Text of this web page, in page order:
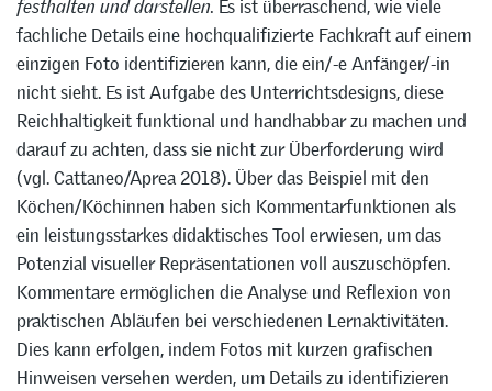
festhalten und darstellen. Es ist überraschend, wie viele
fachliche Details eine hochqualifizierte Fachkraft auf einem
einzigen Foto identifizieren kann, die ein/-e Anfänger/-in
nicht sieht. Es ist Aufgabe des Unterrichtsdesigns, diese
Reichhaltigkeit funktional und handhabbar zu machen und
darauf zu achten, dass sie nicht zur Überforderung wird
(vgl. Cattaneo/Aprea 2018). Über das Beispiel mit den
Köchen/Köchinnen haben sich Kommentarfunktionen als
ein leistungsstarkes didaktisches Tool erwiesen, um das
Potenzial visueller Repräsentationen voll auszuschöpfen.
Kommentare ermöglichen die Analyse und Reflexion von
praktischen Abläufen bei verschiedenen Lernaktivitäten.
Dies kann erfolgen, indem Fotos mit kurzen grafischen
Hinweisen versehen werden, um Details zu identifizieren